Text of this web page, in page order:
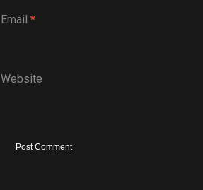
Email *
Website